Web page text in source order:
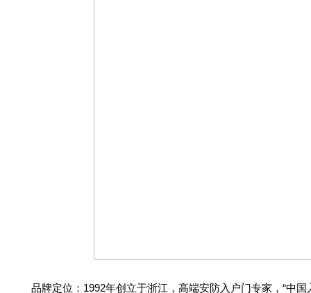
品牌定位：1992年创立于浙江，高端安防入户门专家，“中国